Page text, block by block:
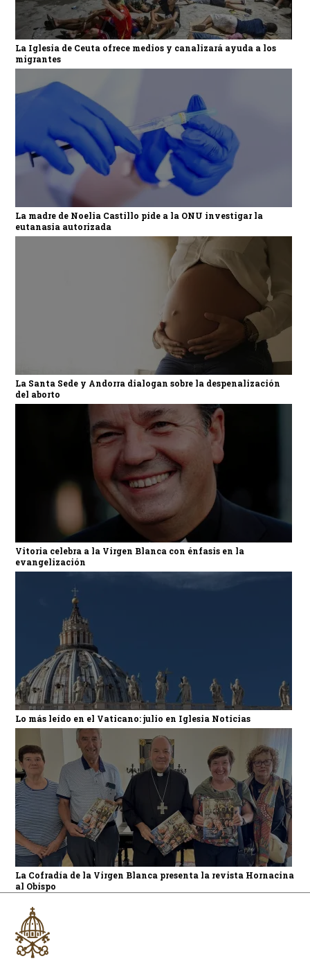
La Iglesia de Ceuta ofrece medios y canalizará ayuda a los
migrantes
La madre de Noelia Castillo pide a la ONU investigar la
eutanasia autorizada
La Santa Sede y Andorra dialogan sobre la despenalización
del aborto
Vitoria celebra a la Virgen Blanca con énfasis en la
evangelización
Lo más leído en el Vaticano: julio en Iglesia Noticias
La Cofradía de la Virgen Blanca presenta la revista Hornacina
al Obispo